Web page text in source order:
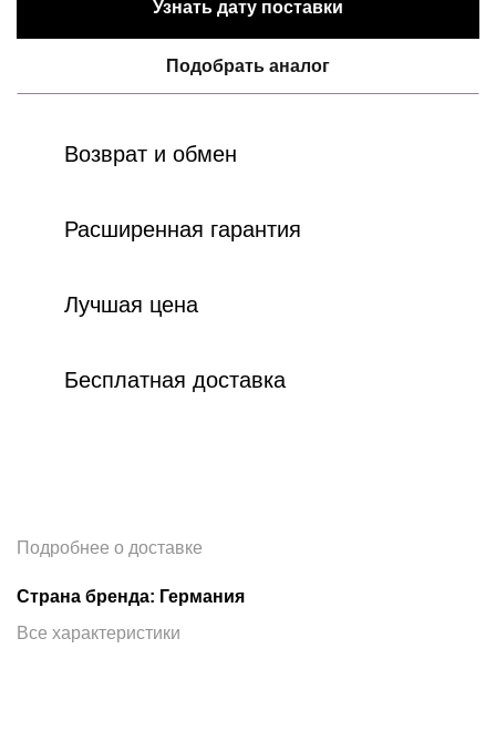
Узнать дату поставки
Подобрать аналог
Возврат и обмен
Расширенная гарантия
Лучшая цена
Бесплатная доставка
Подробнее о доставке
Страна бренда: Германия
Все характеристики